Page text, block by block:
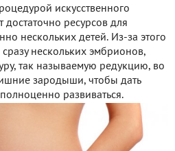
искусственного
ресурсов для
нескольких детей. Из-за этого
нескольких эмбрионов,
так называемую редукцию, во
зародыши, чтобы дать
развиваться.